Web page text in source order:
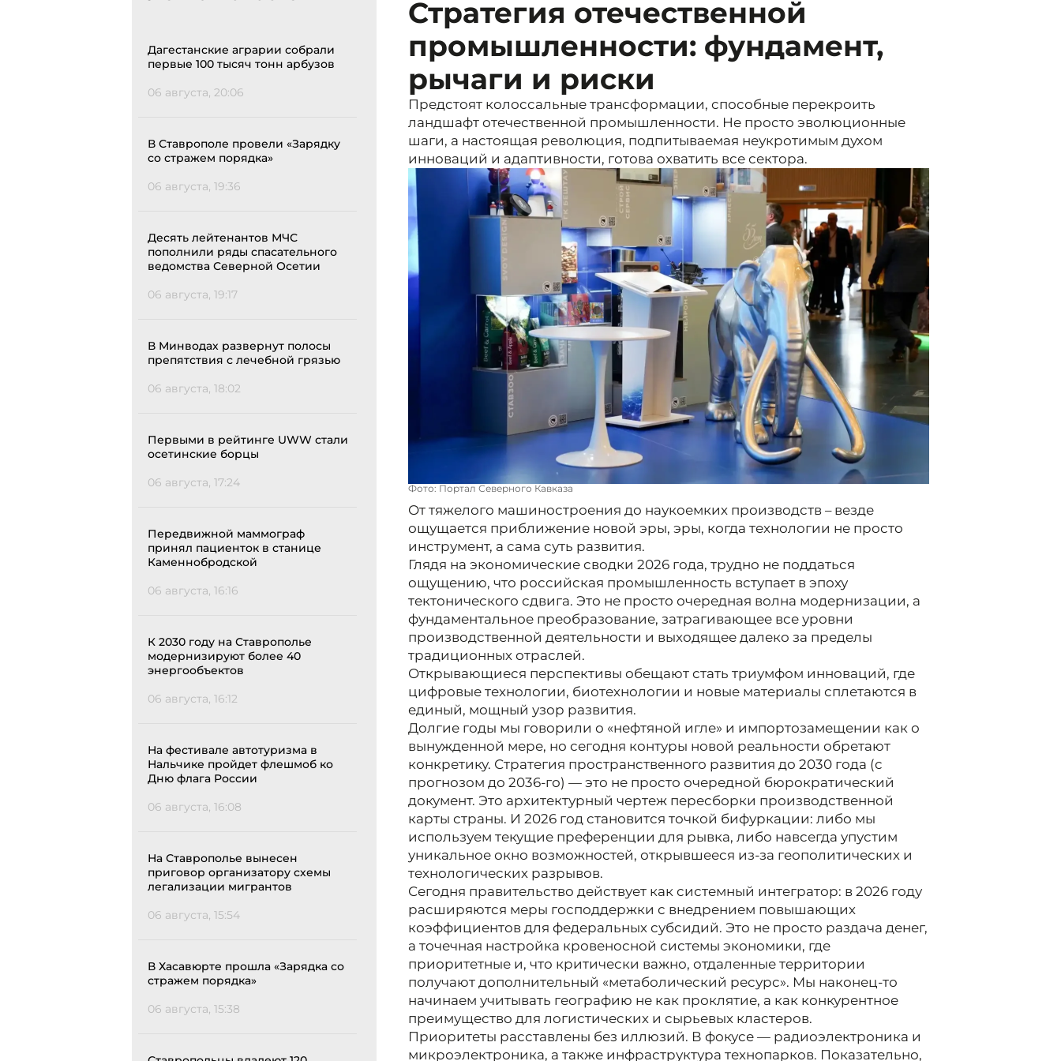
Дагестанские аграрии собрали
первые 100 тысяч тонн арбузов
06 августа, 20:06
В Ставрополе провели «Зарядку
со стражем порядка»
06 августа, 19:36
Десять лейтенантов МЧС
пополнили ряды спасательного
ведомства Северной Осетии
06 августа, 19:17
В Минводах развернут полосы
препятствия с лечебной грязью
06 августа, 18:02
Первыми в рейтинге UWW стали
осетинские борцы
06 августа, 17:24
Передвижной маммограф
принял пациенток в станице
Каменнобродской
06 августа, 16:16
К 2030 году на Ставрополье
модернизируют более 40
энергообъектов
06 августа, 16:12
На фестивале автотуризма в
Нальчике пройдет флешмоб ко
Дню флага России
06 августа, 16:08
На Ставрополье вынесен
приговор организатору схемы
легализации мигрантов
06 августа, 15:54
В Хасавюрте прошла «Зарядка со
стражем порядка»
06 августа, 15:38
Стратегия отечественной
промышленности: фундамент,
рычаги и риски
Предстоят колоссальные трансформации, способные перекроить
ландшафт отечественной промышленности. Не просто эволюционные
шаги, а настоящая революция, подпитываемая неукротимым духом
инноваций и адаптивности, готова охватить все сектора.
Фото: Портал Северного Кавказа
От тяжелого машиностроения до наукоемких производств – везде
ощущается приближение новой эры, эры, когда технологии не просто
инструмент, а сама суть развития.
Глядя на экономические сводки 2026 года, трудно не поддаться
ощущению, что российская промышленность вступает в эпоху
тектонического сдвига. Это не просто очередная волна модернизации, а
фундаментальное преобразование, затрагивающее все уровни
производственной деятельности и выходящее далеко за пределы
традиционных отраслей.
Открывающиеся перспективы обещают стать триумфом инноваций, где
цифровые технологии, биотехнологии и новые материалы сплетаются в
единый, мощный узор развития.
Долгие годы мы говорили о «нефтяной игле» и импортозамещении как о
вынужденной мере, но сегодня контуры новой реальности обретают
конкретику. Стратегия пространственного развития до 2030 года (с
прогнозом до 2036-го) — это не просто очередной бюрократический
документ. Это архитектурный чертеж пересборки производственной
карты страны. И 2026 год становится точкой бифуркации: либо мы
используем текущие преференции для рывка, либо навсегда упустим
уникальное окно возможностей, открывшееся из-за геополитических и
технологических разрывов.
Сегодня правительство действует как системный интегратор: в 2026 году
расширяются меры господдержки с внедрением повышающих
коэффициентов для федеральных субсидий. Это не просто раздача денег,
а точечная настройка кровеносной системы экономики, где
приоритетные и, что критически важно, отдаленные территории
получают дополнительный «метаболический ресурс». Мы наконец-то
начинаем учитывать географию не как проклятие, а как конкурентное
преимущество для логистических и сырьевых кластеров.
Приоритеты расставлены без иллюзий. В фокусе — радиоэлектроника и
микроэлектроника, а также инфраструктура технопарков. Показательно,